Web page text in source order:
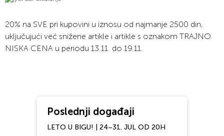
20% na SVE pri kupovini u iznosu od najmanje 2500 din,
uključujući već snižene artikle i artikle s oznakom TRAJNO
NISKA CENA u periodu 13.11. do 19.11.
Poslednji događaji
LETO U BIGU! | 24–31. JUL OD 20H